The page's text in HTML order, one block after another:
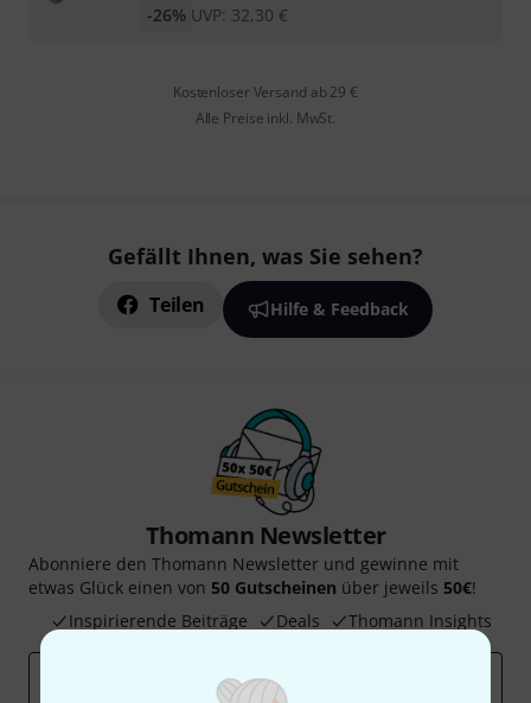
UVP: 32,30 €
-26%
Kostenloser Versand ab 29 €
Alle Preise inkl. MwSt.
Gefällt Ihnen, was Sie sehen?
Teilen Hilfe & Feedback
Thomann Newsletter
Abonniere den Thomann Newsletter und gewinne mit
etwas Glück einen von 50 Gutscheinen über jeweils 50€!
Inspirierende Beiträge
Deals Thomann Insights